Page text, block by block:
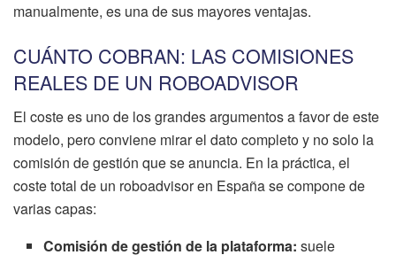
manualmente, es una de sus mayores ventajas.
CUÁNTO COBRAN: LAS COMISIONES
REALES DE UN ROBOADVISOR
El coste es uno de los grandes argumentos a favor de este
modelo, pero conviene mirar el dato completo y no solo la
comisión de gestión que se anuncia. En la práctica, el
coste total de un roboadvisor en España se compone de
varias capas:
Comisión de gestión de la plataforma: suele